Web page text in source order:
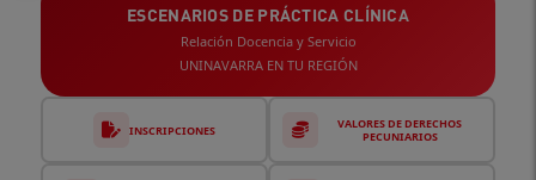
INSCRIPCIONES
VALORES DE DERECHOS
PECUNIARIOS
ESCENARIOS DE PRÁCTICA CLÍNICA
Relación Docencia y Servicio
UNINAVARRA EN TU REGIÓN